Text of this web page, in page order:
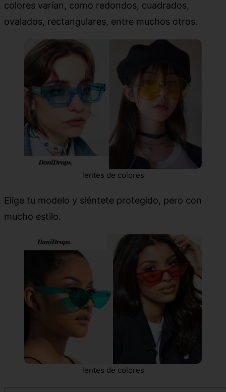
colores varían, como redondos, cuadrados,
ovalados, rectangulares, entre muchos otros.
lentes de colores
Elige tu modelo y siéntete protegido, pero con
mucho estilo.
lentes de colores